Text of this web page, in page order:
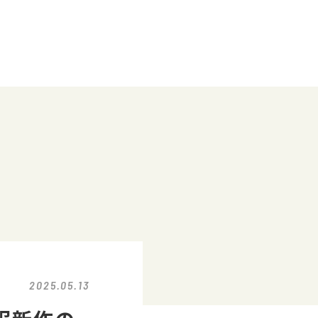
2025.05.13